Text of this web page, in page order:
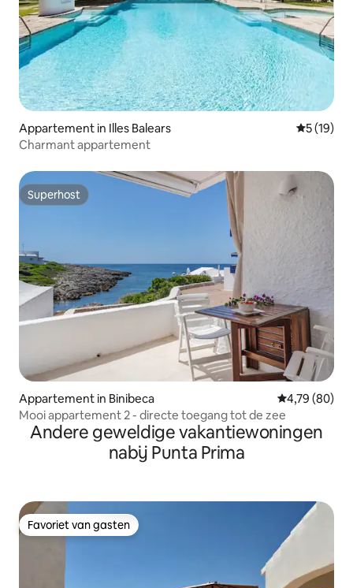
Appartement in Illes Balears
5 (19)
Charmant appartement
Superhost
Superhost
Appartement in Binibeca Gemiddelde
4,79 (80)
Mooi appartement 2 - directe toegang tot de zee
Andere geweldige vakantiewoningen
nabij Punta Prima
Favoriet van gasten
Favoriet van gasten